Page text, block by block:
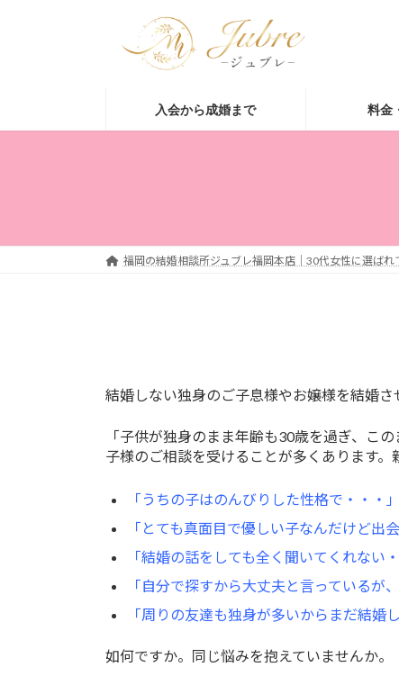
入会から成婚まで 料金
福岡の結婚相談所ジュブレ福岡本店｜30代女性に選ばれ
結婚しない独身のご子息様やお嬢様を結婚
「子供が独身のまま年齢も30歳を過ぎ、こ
子様のご相談を受けることが多くあります
「うちの子はのんびりした性格で・・・」
「とても真面目で優しい子なんだけど出
「結婚の話をしても全く聞いてくれない・
「自分で探すから大丈夫と言っているが
「周りの友達も独身が多いからまだ結婚
如何ですか。同じ悩みを抱えていませんか。